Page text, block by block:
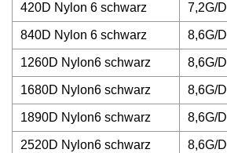
420D Nylon 6 schwarz 7,2G/D
840D Nylon 6 schwarz 8,6G/D
1260D Nylon6 schwarz 8,6G/D
1680D Nylon6 schwarz 8,6G/D
1890D Nylon6 schwarz 8,6G/D
2520D Nylon6 schwarz 8,6G/D